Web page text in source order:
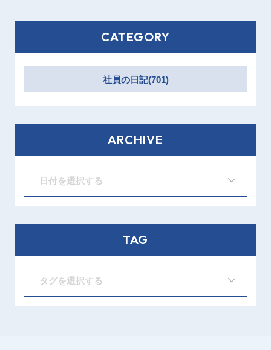
CATEGORY
社員の日記(701)
ARCHIVE
日付を選択する
TAG
タグを選択する